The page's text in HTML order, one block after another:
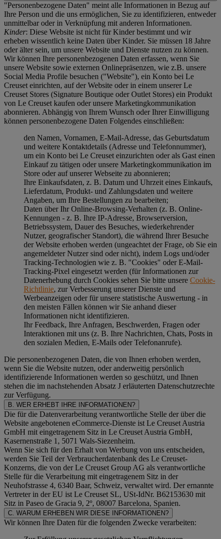
"Personenbezogene Daten" meint alle Informationen in Bezug auf
Ihre Person und die uns ermöglichen, Sie zu identifizieren, entweder
unmittelbar oder in Verknüpfung mit anderen Informationen.
Kinder: Diese Website ist nicht für Kinder bestimmt und wir
erheben wissentlich keine Daten über Kinder. Sie müssen 18 Jahre
oder älter sein, um unsere Website und Dienste nutzen zu können.
Wir können Ihre personenbezogenen Daten erfassen, wenn Sie
unsere Website sowie externen Onlinepräsenzen, wie z.B. unsere
Social Media Profile besuchen ("Website"), ein Konto bei Le
Creuset einrichten, auf der Website oder in einem unserer Le
Creuset Stores (Signature Boutique oder Outlet Stores) ein Produkt
von Le Creuset kaufen oder unsere Marketingkommunikation
abonnieren. Abhängig von Ihrem Wunsch oder Ihrer Einwilligung
können personenbezogene Daten Folgendes einschließen:
den Namen, Vornamen, E-Mail-Adresse, das Geburtsdatum
und weitere Kontaktdetails (Adresse und Telefonnummer),
um ein Konto bei Le Creuset einzurichten oder als Gast einen
Einkauf zu tätigen oder unsere Marketingkommunikation im
Store oder auf unserer Webseite zu abonnieren;
Ihre Einkaufsdaten, z. B. Datum und Uhrzeit eines Einkaufs,
Lieferdatum, Produkt- und Zahlungsdaten und weitere
Angaben, um Ihre Bestellungen zu bearbeiten;
Daten über Ihr Online-Browsing-Verhalten (z. B. Online-
Kennungen - z. B. Ihre IP-Adresse, Browserversion,
Betriebssystem, Dauer des Besuches, wiederkehrender
Nutzer, geografischer Standort), die während Ihrer Besuche
der Website erhoben werden (ungeachtet der Frage, ob Sie ein
angemeldeter Nutzer sind oder nicht), indem Logs und/oder
Tracking-Technologien wie z. B. "Cookies" oder E-Mail-
Tracking-Pixel eingesetzt werden (für Informationen zur
Datenerhebung durch Cookies sehen Sie bitte unsere Cookie-
Richtlinie, zur Verbesserung unserer Dienste und
Werbeanzeigen oder für unsere statistische Auswertung - in
den meisten Fällen können wir Sie anhand dieser
Informationen nicht identifizieren.
Ihr Feedback, Ihre Anfragen, Beschwerden, Fragen oder
Interaktionen mit uns (z. B. Ihre Nachrichten, Chats, Posts in
den sozialen Medien, E-Mails oder Telefonanrufe).
Die personenbezogenen Daten, die von Ihnen erhoben werden,
wenn Sie die Website nutzen, oder anderweitig persönlich
identifizierende Informationen werden so geschützt, und Ihnen
stehen die im nachstehenden Absatz J erläuterten Datenschutzrechte
zur Verfügung.
B. WER ERHEBT IHRE INFORMATIONEN?
Die für die Datenverarbeitung verantwortliche Stelle der über die
Website angebotenen eCommerce-Dienste ist Le Creuset Austria
GmbH mit eingetragenem Sitz in Le Creuset Austria GmbH,
Kasernenstraße 1, 5071 Wals-Siezenheim.
Wenn Sie sich für den Erhalt von Werbung von uns entscheiden,
werden Sie Teil der Verbraucherdatenbank des Le Creuset-
Konzerns, die von der Le Creuset Group AG als verantwortliche
Stelle für die Verarbeitung mit eingetragenem Sitz in der
Neuhofstrasse 4, 6340 Baar, Schweiz, verwaltet wird. Der ernannte
Vertreter in der EU ist Le Creuset SL, USt-IdNr. B62153630 mit
Sitz in Paseo de Gracia 9, 2º, 08007 Barcelona, Spanien.
C. WARUM ERHEBEN WIR DIESE INFORMATIONEN?
Wir können Ihre Daten für die folgenden Zwecke verarbeiten: